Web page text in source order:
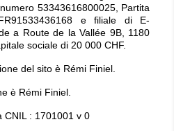
53343616800025, Partita
e filiale di E-
a Route de la Vallée 9B, 1180
sociale di 20 000 CHF.
del sito è Rémi Finiel.
è Rémi Finiel.
CNIL : 1701001 v 0